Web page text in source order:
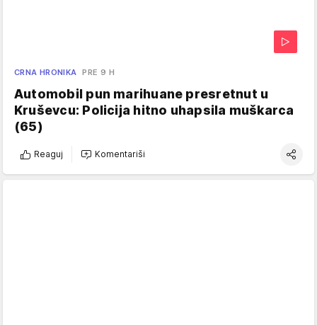
CRNA HRONIKA PRE 9 H
Automobil pun marihuane presretnut u
Kruševcu: Policija hitno uhapsila muškarca
(65)
Reaguj Komentariši